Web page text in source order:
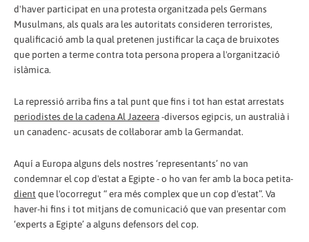
d'haver participat en una protesta organitzada pels Germans
Musulmans, als quals ara les autoritats consideren terroristes,
qualificació amb la qual pretenen justificar la caça de bruixotes
que porten a terme contra tota persona propera a l'organització
islàmica.
La repressió arriba fins a tal punt que fins i tot han estat arrestats
periodistes de la cadena Al Jazeera-diversos egipcis, un australià i
un canadenc- acusats de col·laborar amb la Germandat.
Aquí a Europa alguns dels nostres ‘representants’ no van
condemnar el cop d'estat a Egipte - o ho van fer amb la boca petita-
dient que l'ocorregut “ era més complex que un cop d'estat”. Va
haver-hi fins i tot mitjans de comunicació que van presentar com
‘experts a Egipte’ a alguns defensors del cop.